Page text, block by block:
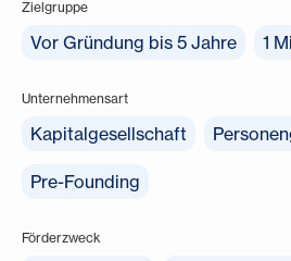
Zielgruppe
Vor Gründung bis 5 Jahre 1
Unternehmensart
Kapitalgesellschaft
Pre-Founding
Förderzweck